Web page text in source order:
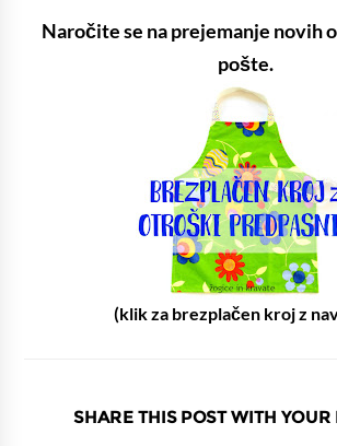
Naročite se na prejemanje novih
pošte.
(klik za brezplačen kroj z
SHARE THIS POST WITH YOUR